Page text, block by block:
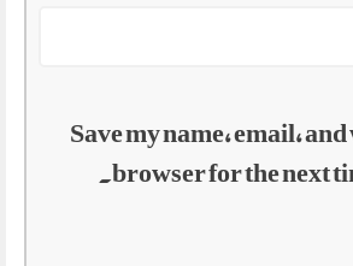
Save my name, email,
browser for the next